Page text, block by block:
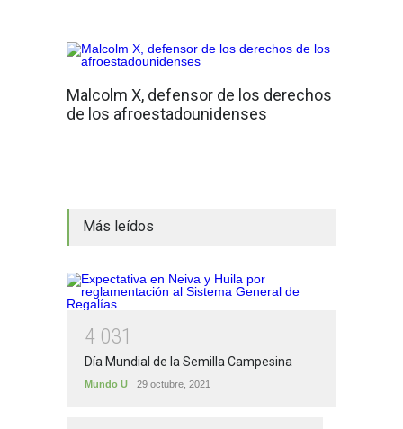
Malcolm X, defensor de los derechos
de los afroestadounidenses
Más leídos
4 031
Día Mundial de la Semilla Campesina
Mundo U 29 octubre, 2021